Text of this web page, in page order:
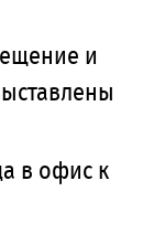
и
в офис к